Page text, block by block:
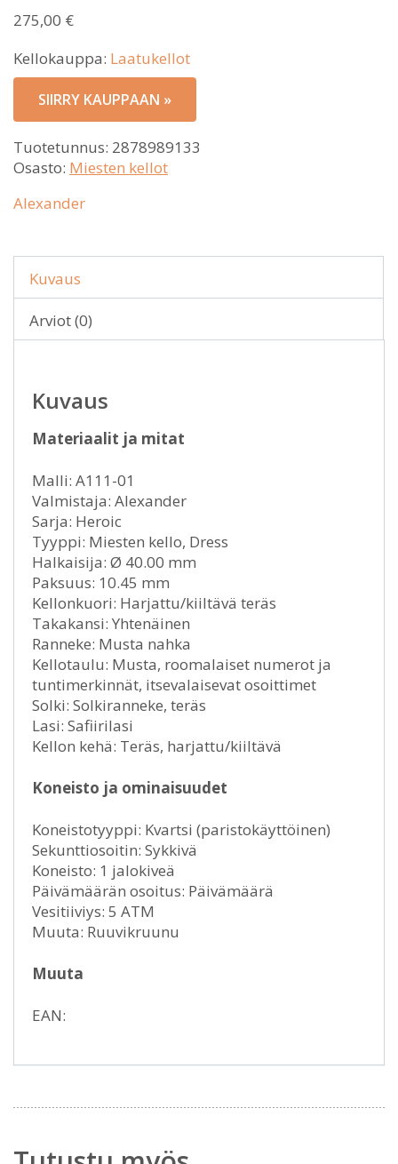
275,00 €
Kellokauppa: Laatukellot
SIIRRY KAUPPAAN »
Tuotetunnus: 2878989133
Osasto: Miesten kellot
Alexander
Kuvaus
Arviot (0)
Kuvaus
Materiaalit ja mitat
Malli: A111-01
Valmistaja: Alexander
Sarja: Heroic
Tyyppi: Miesten kello, Dress
Halkaisija: Ø 40.00 mm
Paksuus: 10.45 mm
Kellonkuori: Harjattu/kiiltävä teräs
Takakansi: Yhtenäinen
Ranneke: Musta nahka
Kellotaulu: Musta, roomalaiset numerot ja
tuntimerkinnät, itsevalaisevat osoittimet
Solki: Solkiranneke, teräs
Lasi: Safiirilasi
Kellon kehä: Teräs, harjattu/kiiltävä
Koneisto ja ominaisuudet
Koneistotyyppi: Kvartsi (paristokäyttöinen)
Sekunttiosoitin: Sykkivä
Koneisto: 1 jalokiveä
Päivämäärän osoitus: Päivämäärä
Vesitiiviys: 5 ATM
Muuta: Ruuvikruunu
Muuta
EAN: